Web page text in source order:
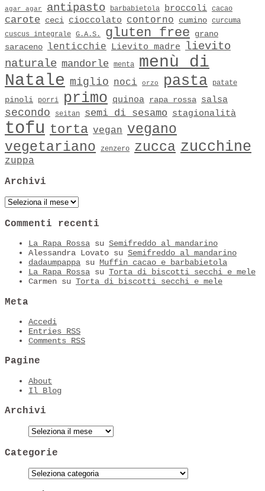
agar agar antipasto barbabietola broccoli cacao
carote ceci cioccolato contorno cumino curcuma
cuscus integrale G.A.S. gluten free
grano
saraceno
lenticchie Lievito madre
lievito
naturale mandorle menta
menù di
Natale miglio noci orzo pasta patate
pinoli porri primo quinoa rapa rossa salsa
secondo seitan semi di sesamo stagionalità
tofu torta vegan vegano
vegetariano
zenzero zucca zucchine
zuppa
Archivi
Archivi
Commenti recenti
La Rapa Rossa su Semifreddo al mandarino
Alessandra Lovato su Semifreddo al mandarino
dadaumpappa su Muffin cacao e barbabietola
La Rapa Rossa su Torta di biscotti secchi e mele
Carmen su Torta di biscotti secchi e mele
Meta
Accedi
Entries RSS
Comments RSS
Pagine
About
Il Blog
Archivi
Categorie